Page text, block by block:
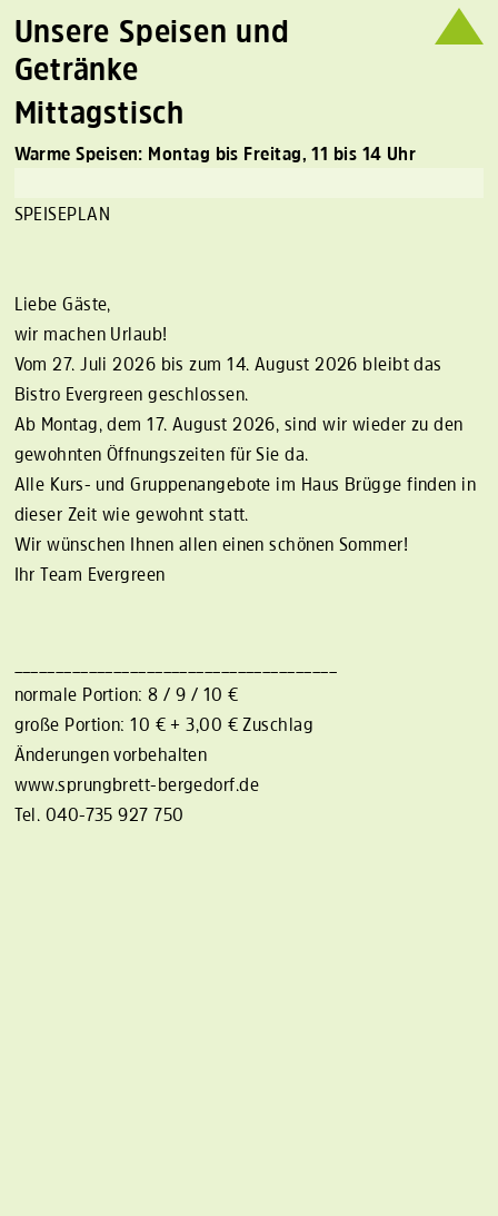
Unsere Speisen und
Getränke
Mittagstisch
Warme Speisen: Montag bis Freitag, 11 bis 14 Uhr
SPEISEPLAN
Liebe Gäste,
wir machen Urlaub!
Vom 27. Juli 2026 bis zum 14. August 2026 bleibt das
Bistro Evergreen geschlossen.
Ab Montag, dem 17. August 2026, sind wir wieder zu den
gewohnten Öffnungszeiten für Sie da.
Alle Kurs- und Gruppenangebote im Haus Brügge finden in
dieser Zeit wie gewohnt statt.
Wir wünschen Ihnen allen einen schönen Sommer!
Ihr Team Evergreen
normale Portion: 8 / 9 / 10 €
große Portion: 10 € + 3,00 € Zuschlag
Änderungen vorbehalten
www.sprungbrett-bergedorf.de
Tel. 040-735 927 750